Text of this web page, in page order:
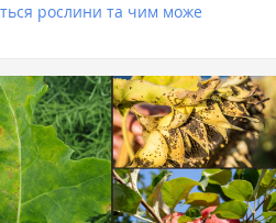
рослини та чим може